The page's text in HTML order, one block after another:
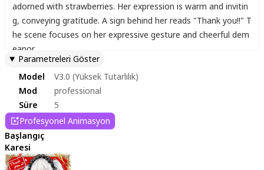
adorned with strawberries. Her expression is warm and invitin
g, conveying gratitude. A sign behind her reads "Thank you!!" T
he scene focuses on her expressive gesture and cheerful dem
eanor.
Parametreleri Göster
Model
V3.0 (Yüksek Tutarlılık)
Mod
professional
Süre
5
Profesyonel Animasyon
Başlangıç
Karesi